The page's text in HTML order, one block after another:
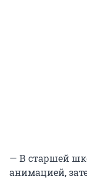
— В старшей
анимацией,